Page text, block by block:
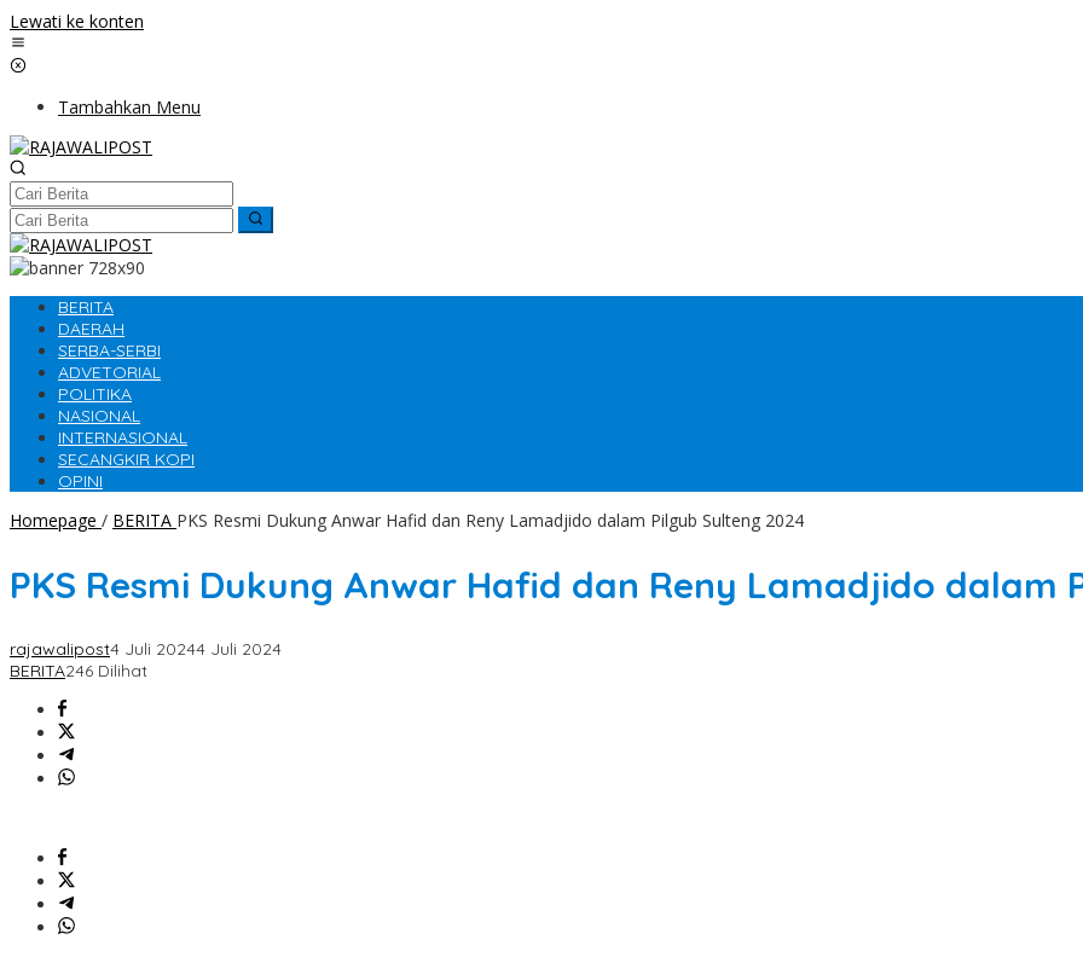
Lewati ke konten
Tambahkan Menu
BERITA
DAERAH
SERBA-SERBI
ADVETORIAL
POLITIKA
NASIONAL
INTERNASIONAL
SECANGKIR KOPI
OPINI
Homepage / BERITA PKS Resmi Dukung Anwar Hafid dan Reny Lamadjido dalam Pilgub Sulteng 2024
PKS Resmi Dukung Anwar Hafid dan Reny Lamadjido dalam
rajawalipost4 Juli 20244 Juli 2024
BERITA246 Dilihat